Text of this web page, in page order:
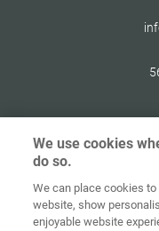
Начална
страница
We use cookies
do so.
We can place cookies
website, show
enjoyable website